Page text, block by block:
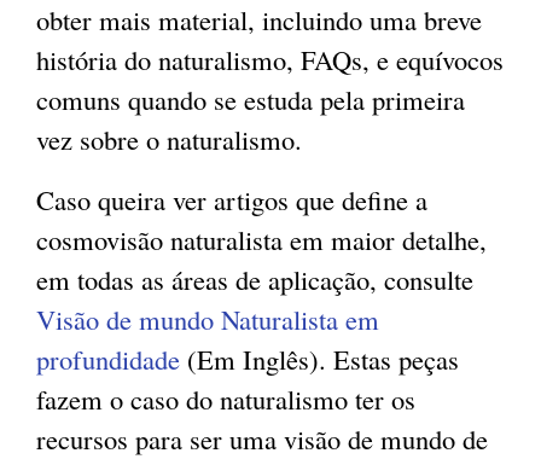
obter mais material, incluindo uma breve
história do naturalismo, FAQs, e equívocos
comuns quando se estuda pela primeira
vez sobre o naturalismo.
Caso queira ver artigos que define a
cosmovisão naturalista em maior detalhe,
em todas as áreas de aplicação, consulte
Visão de mundo Naturalista em
profundidade (Em Inglês). Estas peças
fazem o caso do naturalismo ter os
recursos para ser uma visão de mundo de